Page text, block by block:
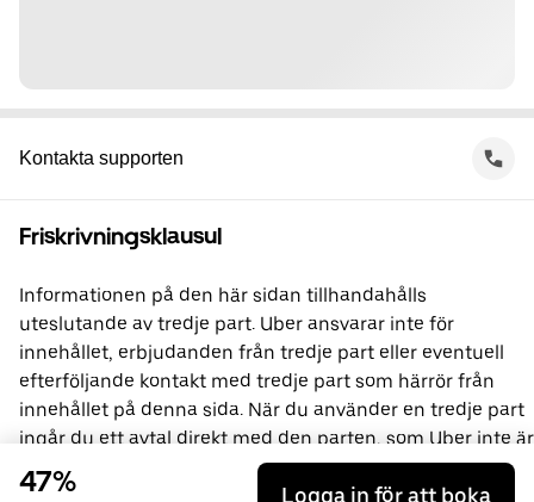
Kontakta supporten
Friskrivningsklausul
Informationen på den här sidan tillhandahålls
uteslutande av tredje part. Uber ansvarar inte för
innehållet, erbjudanden från tredje part eller eventuell
efterföljande kontakt med tredje part som härrör från
innehållet på denna sida. När du använder en tredje part
ingår du ett avtal direkt med den parten, som Uber inte är
en del av. Om du har frågor kan du kontakta den tredje
parten direkt.
47% Logga in för att boka